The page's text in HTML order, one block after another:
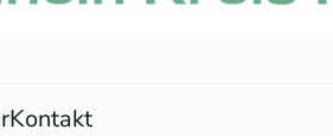
Kontakt